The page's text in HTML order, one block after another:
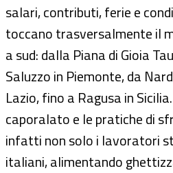
salari, contributi, ferie e
toccano trasversalmente il
a sud: dalla Piana di Gioia
Saluzzo in Piemonte, da
Lazio, fino a Ragusa in
caporalato e le pratiche di
infatti non solo i lavoratori
italiani, alimentando